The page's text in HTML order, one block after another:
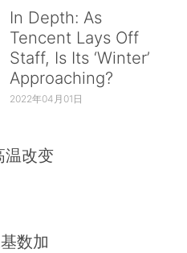
In Depth: As
Tencent Lays Off
Staff, Is Its ‘Winter’
Approaching?
2022年04月01日
温改变
数加